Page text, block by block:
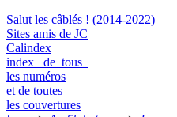
Salut les câblés ! (2014-2022)
Sites amis de JC
Calindex
index de tous
les numéros
et de toutes
les couvertures